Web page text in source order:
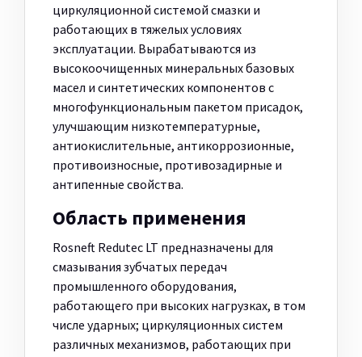
циркуляционной системой смазки и
работающих в тяжелых условиях
эксплуатации. Вырабатываются из
высокоочищенных минеральных базовых
масел и синтетических компонентов с
многофункциональным пакетом присадок,
улучшающим низкотемпературные,
антиокислительные, антикоррозионные,
противоизносные, противозадирные и
антипенные свойства.
Область применения
Rosneft Redutec LT предназначены для
смазывания зубчатых передач
промышленного оборудования,
работающего при высоких нагрузках, в том
числе ударных; циркуляционных систем
различных механизмов, работающих при